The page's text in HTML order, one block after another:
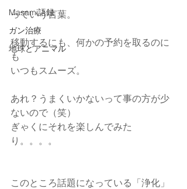
Masami語録
ガン治療
地球とアニマル
っていう言葉。
移動するにも、何かの予約を取るのに
も
いつもスムーズ。
あれ？うまくいかないって事の方が少
ないので（笑）
ぎゃくにそれを楽しんでみた
り。。。。
このところ話題になっている「浄化」